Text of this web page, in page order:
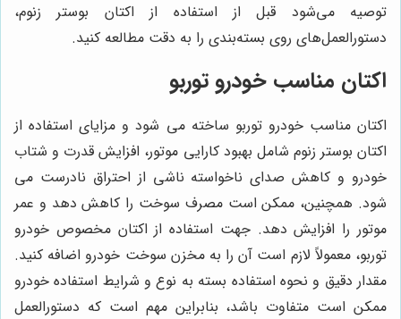
توصیه می‌شود قبل از استفاده از اکتان بوستر زنوم،
دستورالعمل‌های روی بسته‌بندی را به دقت مطالعه کنید.
اکتان مناسب خودرو توربو
اکتان مناسب خودرو توربو ساخته می شود و مزایای استفاده از
اکتان بوستر زنوم شامل بهبود کارایی موتور، افزایش قدرت و شتاب
خودرو و کاهش صدای ناخواسته ناشی از احتراق نادرست می
شود. همچنین، ممکن است مصرف سوخت را کاهش دهد و عمر
موتور را افزایش دهد. جهت استفاده از اکتان مخصوص خودرو
توربو، معمولاً لازم است آن را به مخزن سوخت خودرو اضافه کنید.
مقدار دقیق و نحوه استفاده بسته به نوع و شرایط استفاده خودرو
ممکن است متفاوت باشد، بنابراین مهم است که دستورالعمل